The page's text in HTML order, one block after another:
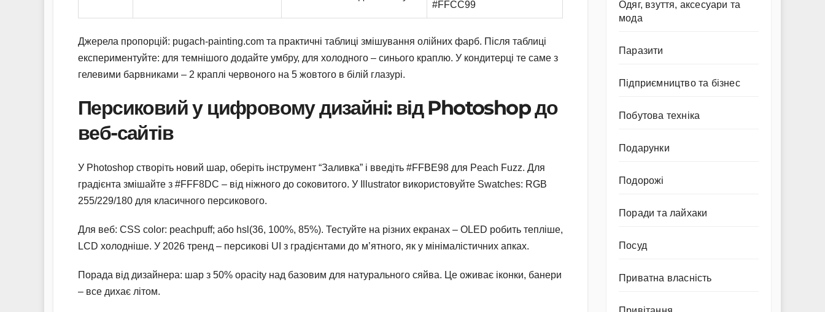
#FFCC99
Джерела пропорцій: pugach-painting.com та практичні таблиці змішування олійних фарб. Після таблиці
експериментуйте: для темнішого додайте умбру, для холодного – синього краплю. У кондитерці те саме з
гелевими барвниками – 2 краплі червоного на 5 жовтого в білій глазурі.
Персиковий у цифровому дизайні: від Photoshop до
веб-сайтів
У Photoshop створіть новий шар, оберіть інструмент “Заливка” і введіть #FFBE98 для Peach Fuzz. Для
градієнта змішайте з #FFF8DC – від ніжного до соковитого. У Illustrator використовуйте Swatches: RGB
255/229/180 для класичного персикового.
Для веб: CSS color: peachpuff; або hsl(36, 100%, 85%). Тестуйте на різних екранах – OLED робить тепліше,
LCD холодніше. У 2026 тренд – персикові UI з градієнтами до м’ятного, як у мінімалістичних апках.
Порада від дизайнера: шар з 50% opacity над базовим для натурального сяйва. Це оживає іконки, банери
– все дихає літом.
Одяг, взуття, аксесуари та
мода
Паразити
Підприємництво та бізнес
Побутова техніка
Подарунки
Подорожі
Поради та лайхаки
Посуд
Приватна власність